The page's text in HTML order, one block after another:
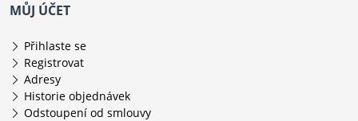
MŮJ ÚČET
Přihlaste se
Registrovat
Adresy
Historie objednávek
Odstoupení od smlouvy